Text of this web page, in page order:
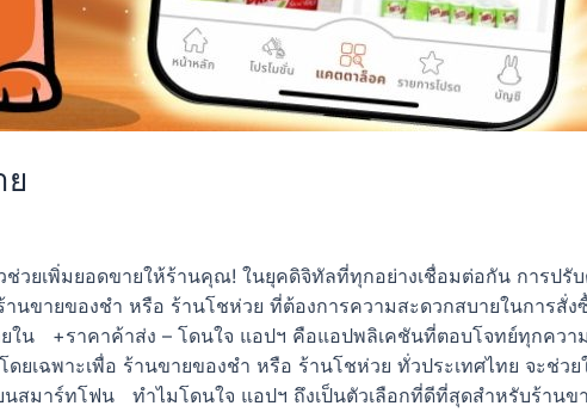
ยเพิ่มยอดขายให้ร้านคุณ! ในยุคดิจิทัลที่ทุกอย่างเชื่อมต่อกัน การปรั
นขายของชำ หรือ ร้านโชห่วย ที่ต้องการความสะดวกสบายในการสั่
ใน +ราคาค้าส่ง – โดนใจ แอปฯ คือแอปพลิเคชันที่ตอบโจทย์ทุกคว
ยเฉพาะเพื่อ ร้านขายของชำ หรือ ร้านโชห่วย ทั่วประเทศไทย จะช่
นสมาร์ทโฟน ทำไมโดนใจ แอปฯ ถึงเป็นตัวเลือกที่ดีที่สุดสำหรับร้าน